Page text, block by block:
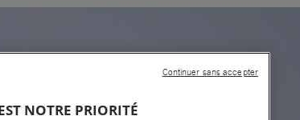
NOTRE PRIORITÉ
Continuer sans accepter